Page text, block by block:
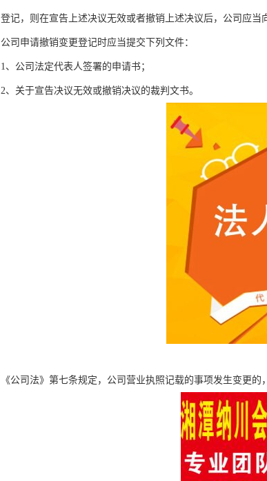
登记，则在宣告上述决议无效或者撤销上述决议后，公司应当
公司申请撤销变更登记时应当提交下列文件：
1、公司法定代表人签署的申请书；
2、关于宣告决议无效或撤销决议的裁判文书。
《公司法》第七条规定，公司营业执照记载的事项发生变更